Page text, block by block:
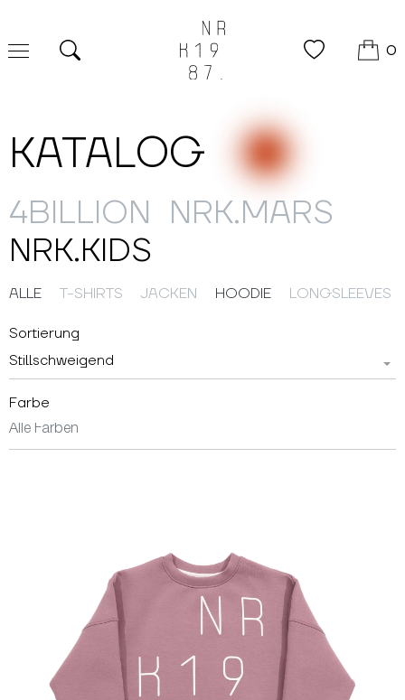
0
KATALOG
4BILLION NRK.MARS
NRK.KIDS
ALLE T-SHIRTS JACKEN HOODIE LONGSLEEVES
Sortierung
Stillschweigend
Farbe